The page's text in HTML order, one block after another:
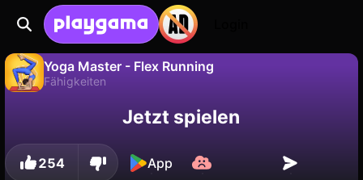
Yoga Master - Flex Running
Fähigkeiten
speichern!
Nein
Jetzt spielen
254 App